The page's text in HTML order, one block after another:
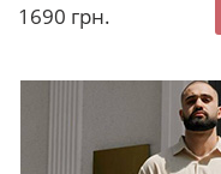
1690 грн.